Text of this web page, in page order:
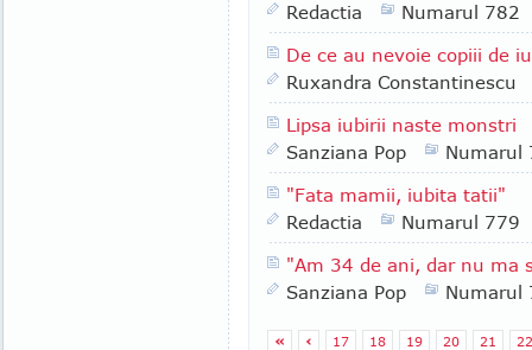
Redactia
Numarul 782
De ce au nevoie copiii de
Ruxandra Constantinescu
Lipsa iubirii naste monstri
Sanziana Pop
Numarul
"Fata mamii, iubita tatii"
Redactia
Numarul 779
"Am 34 de ani, dar nu ma
Sanziana Pop
Numarul
« ‹ 17 18 19 20 21 22